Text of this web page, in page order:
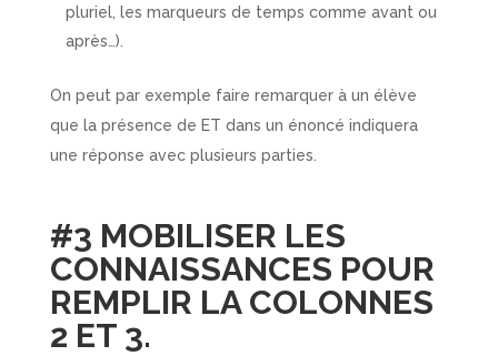
pluriel, les marqueurs de temps comme avant ou
après…).
On peut par exemple faire remarquer à un élève
que la présence de ET dans un énoncé indiquera
une réponse avec plusieurs parties.
#3 MOBILISER LES
CONNAISSANCES POUR
REMPLIR LA COLONNES
2 ET 3.